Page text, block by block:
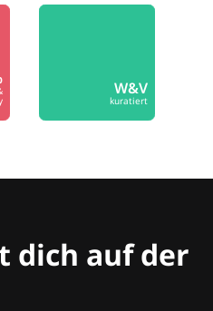
W&V
kuratiert
dich auf der